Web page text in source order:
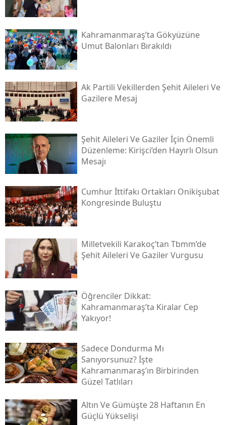
Kahramanmaraş’ta Gökyüzüne
Umut Balonları Bırakıldı
Ak Partili Vekillerden Şehit Aileleri Ve
Gazilere Mesaj
Şehit Aileleri Ve Gaziler İçin Önemli
Düzenleme: Kirişci’den Hayırlı Olsun
Mesajı
Cumhur İttifakı Ortakları Onikişubat
Kongresinde Buluştu
Milletvekili Karakoç’tan Tbmm’de
Şehit Aileleri Ve Gaziler Vurgusu
Öğrenciler Dikkat:
Kahramanmaraş’ta Kiralar Cep
Yakıyor!
Sadece Dondurma Mı
Sanıyorsunuz? İşte
Kahramanmaraş’ın Birbirinden
Güzel Tatlıları
Altın Ve Gümüşte 28 Haftanın En
Güçlü Yükselişi